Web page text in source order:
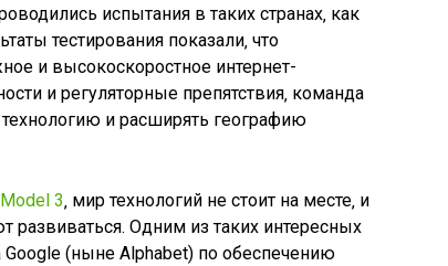
испытания в таких странах‚ как
тестирования показали‚ что
и высокоскоростное интернет-
и регуляторные препятствия‚ команда
и расширять географию
3‚ мир технологий не стоит на месте‚ и
Одним из таких интересных
Google (ныне Alphabet) по обеспечению